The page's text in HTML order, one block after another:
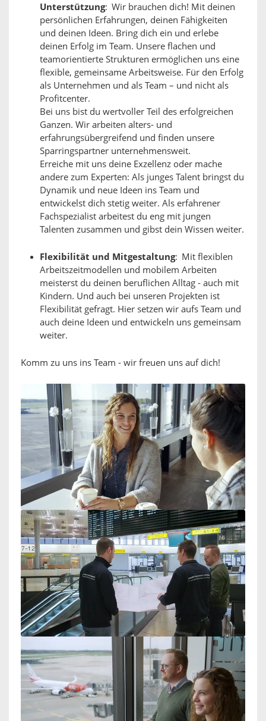
Unterstützung: Wir brauchen dich! Mit deinen
persönlichen Erfahrungen, deinen Fähigkeiten
und deinen Ideen. Bring dich ein und erlebe
deinen Erfolg im Team. Unsere flachen und
teamorientierte Strukturen ermöglichen uns eine
flexible, gemeinsame Arbeitsweise. Für den Erfolg
als Unternehmen und als Team – und nicht als
Profitcenter.
Bei uns bist du wertvoller Teil des erfolgreichen
Ganzen. Wir arbeiten alters- und
erfahrungsübergreifend und finden unsere
Sparringspartner unternehmensweit.
Erreiche mit uns deine Exzellenz oder mache
andere zum Experten: Als junges Talent bringst du
Dynamik und neue Ideen ins Team und
entwickelst dich stetig weiter. Als erfahrener
Fachspezialist arbeitest du eng mit jungen
Talenten zusammen und gibst dein Wissen weiter.
Flexibilität und Mitgestaltung: Mit flexiblen
Arbeitszeitmodellen und mobilem Arbeiten
meisterst du deinen beruflichen Alltag - auch mit
Kindern. Und auch bei unseren Projekten ist
Flexibilität gefragt. Hier setzen wir aufs Team und
auch deine Ideen und entwickeln uns gemeinsam
weiter.
Komm zu uns ins Team - wir freuen uns auf dich!